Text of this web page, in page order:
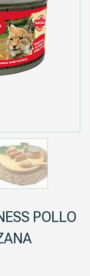
POLLO